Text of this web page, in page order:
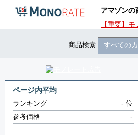
アマゾンの
【重要】
商品検索
ページ内平均
ランキング -位
参考価格
-